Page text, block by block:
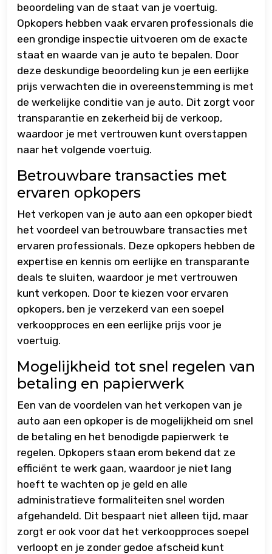
beoordeling van de staat van je voertuig.
Opkopers hebben vaak ervaren professionals die
een grondige inspectie uitvoeren om de exacte
staat en waarde van je auto te bepalen. Door
deze deskundige beoordeling kun je een eerlijke
prijs verwachten die in overeenstemming is met
de werkelijke conditie van je auto. Dit zorgt voor
transparantie en zekerheid bij de verkoop,
waardoor je met vertrouwen kunt overstappen
naar het volgende voertuig.
Betrouwbare transacties met
ervaren opkopers
Het verkopen van je auto aan een opkoper biedt
het voordeel van betrouwbare transacties met
ervaren professionals. Deze opkopers hebben de
expertise en kennis om eerlijke en transparante
deals te sluiten, waardoor je met vertrouwen
kunt verkopen. Door te kiezen voor ervaren
opkopers, ben je verzekerd van een soepel
verkoopproces en een eerlijke prijs voor je
voertuig.
Mogelijkheid tot snel regelen van
betaling en papierwerk
Een van de voordelen van het verkopen van je
auto aan een opkoper is de mogelijkheid om snel
de betaling en het benodigde papierwerk te
regelen. Opkopers staan erom bekend dat ze
efficiënt te werk gaan, waardoor je niet lang
hoeft te wachten op je geld en alle
administratieve formaliteiten snel worden
afgehandeld. Dit bespaart niet alleen tijd, maar
zorgt er ook voor dat het verkoopproces soepel
verloopt en je zonder gedoe afscheid kunt